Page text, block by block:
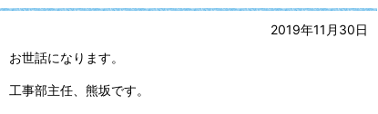
2019年11月30日
お世話になります。
工事部主任、熊坂です。